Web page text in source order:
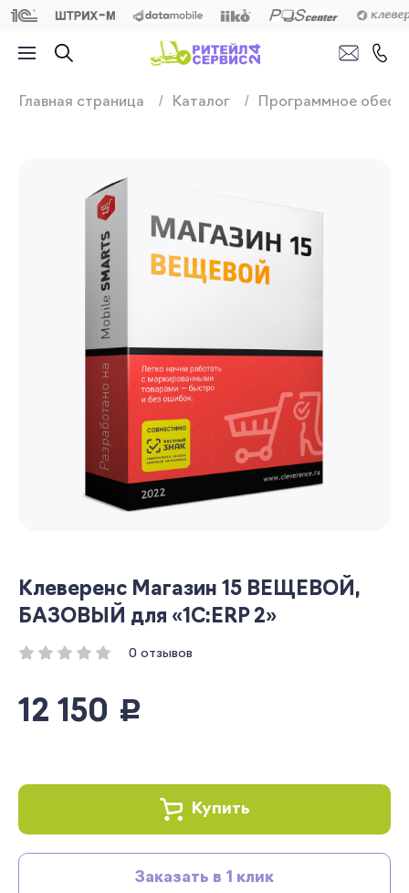
Продажа,
Главная страница Каталог Программное
Клеверенс Магазин 15 ВЕЩЕВОЙ,
БАЗОВЫЙ для «1С:ERP 2»
0 отзывов
12 150 руб.
Купить
Заказать в 1 клик